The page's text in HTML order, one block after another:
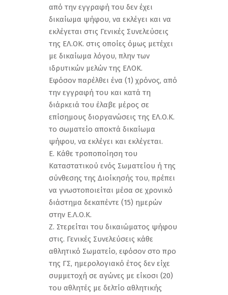
από την εγγραφή του δεν έχει
δικαίωμα ψήφου, να εκλέγει και να
εκλέγεται στις Γενικές Συνελεύσεις
της ΕΛ.ΟΚ. στις οποίες όμως μετέχει
με δικαίωμα λόγου, πλην των
ιδρυτικών μελών της ΕΛΟΚ.
Εφόσον παρέλθει ένα (1) χρόνος, από
την εγγραφή του και κατά τη
διάρκειά του έλαβε μέρος σε
επίσημους διοργανώσεις της ΕΛ.Ο.Κ.
το σωματείο αποκτά δικαίωμα
ψήφου, να εκλέγει και εκλέγεται.
Ε. Κάθε τροποποίηση του
Καταστατικού ενός Σωματείου ή της
σύνθεσης της Διοίκησής του, πρέπει
να γνωστοποιείται μέσα σε χρονικό
διάστημα δεκαπέντε (15) ημερών
στην Ε.Λ.Ο.Κ.
Ζ. Στερείται του δικαιώματος ψήφου
στις. Γενικές Συνελεύσεις κάθε
αθλητικό Σωματείο, εφόσον στο προ
της ΓΣ, ημερολογιακό έτος δεν είχε
συμμετοχή σε αγώνες με είκοσι (20)
του αθλητές με δελτίο αθλητικής